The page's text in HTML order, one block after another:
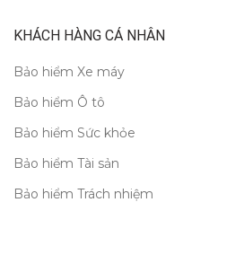
KHÁCH HÀNG CÁ NHÂN
Bảo hiểm Xe máy
Bảo hiểm Ô tô
Bảo hiểm Sức khỏe
Bảo hiểm Tài sản
Bảo hiểm Trách nhiệm